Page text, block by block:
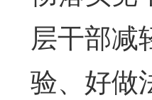
层干部减
验、好做